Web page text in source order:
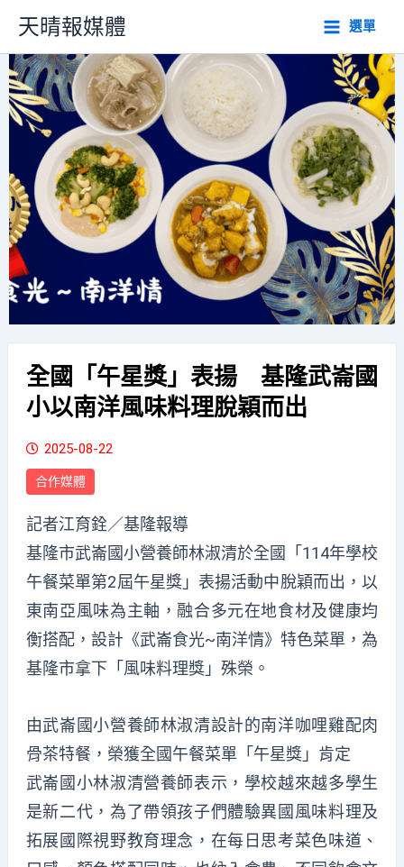
主
要
內
容
天晴報媒體 選單
全國「午星獎」表揚 基隆武崙國
小以南洋風味料理脫穎而出
2025-08-22
合作媒體
記者江育銓／基隆報導
基隆市武崙國小營養師林淑清於全國「114年學校
午餐菜單第2屆午星獎」表揚活動中脫穎而出，以
東南亞風味為主軸，融合多元在地食材及健康均
衡搭配，設計《武崙食光~南洋情》特色菜單，為
基隆市拿下「風味料理獎」殊榮。
由武崙國小營養師林淑清設計的南洋咖哩雞配肉
骨茶特餐，榮獲全國午餐菜單「午星獎」肯定
武崙國小林淑清營養師表示，學校越來越多學生
是新二代，為了帶領孩子們體驗異國風味料理及
拓展國際視野教育理念，在每日思考菜色味道、